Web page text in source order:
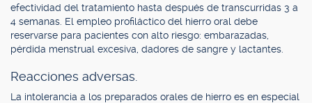
efectividad del tratamiento hasta después de transcurridas 3 a
4 semanas. El empleo profiláctico del hierro oral debe
reservarse para pacientes con alto riesgo: embarazadas,
pérdida menstrual excesiva, dadores de sangre y lactantes.
Reacciones adversas.
La intolerancia a los preparados orales de hierro es en especial